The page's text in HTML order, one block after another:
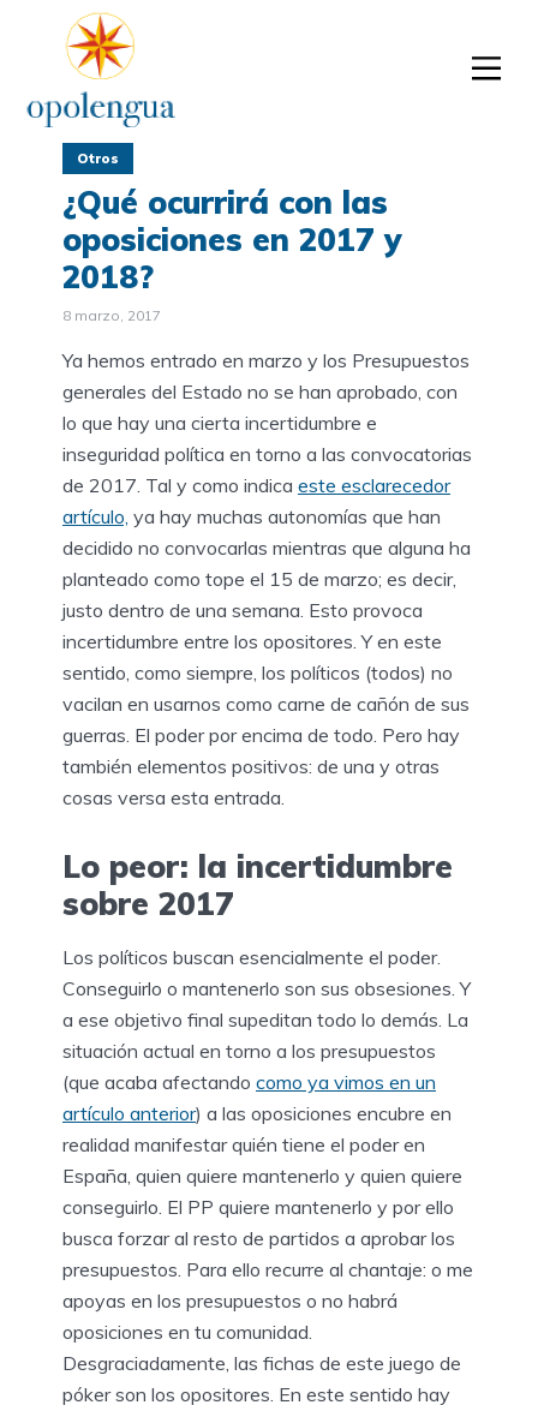
Otros
¿Qué ocurrirá con las
oposiciones en 2017 y
2018?
8 marzo, 2017
Ya hemos entrado en marzo y los Presupuestos
generales del Estado no se han aprobado, con
lo que hay una cierta incertidumbre e
inseguridad política en torno a las convocatorias
de 2017. Tal y como indica este esclarecedor
artículo, ya hay muchas autonomías que han
decidido no convocarlas mientras que alguna ha
planteado como tope el 15 de marzo; es decir,
justo dentro de una semana. Esto provoca
incertidumbre entre los opositores. Y en este
sentido, como siempre, los políticos (todos) no
vacilan en usarnos como carne de cañón de sus
guerras. El poder por encima de todo. Pero hay
también elementos positivos: de una y otras
cosas versa esta entrada.
Lo peor: la incertidumbre
sobre 2017
Los políticos buscan esencialmente el poder.
Conseguirlo o mantenerlo son sus obsesiones. Y
a ese objetivo final supeditan todo lo demás. La
situación actual en torno a los presupuestos
(que acaba afectando como ya vimos en un
artículo anterior) a las oposiciones encubre en
realidad manifestar quién tiene el poder en
España, quien quiere mantenerlo y quien quiere
conseguirlo. El PP quiere mantenerlo y por ello
busca forzar al resto de partidos a aprobar los
presupuestos. Para ello recurre al chantaje: o me
apoyas en los presupuestos o no habrá
oposiciones en tu comunidad.
Desgraciadamente, las fichas de este juego de
póker son los opositores. En este sentido hay